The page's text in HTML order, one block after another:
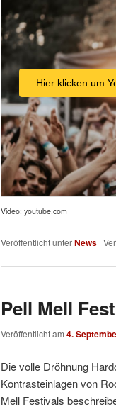
Hier klicken um
Video: youtube.com
Veröffentlicht unterNews |
Pell Mell
Veröffentlicht am 4.
Die volle Dröhnung
Kontrasteinlagen von
Mell Festivals